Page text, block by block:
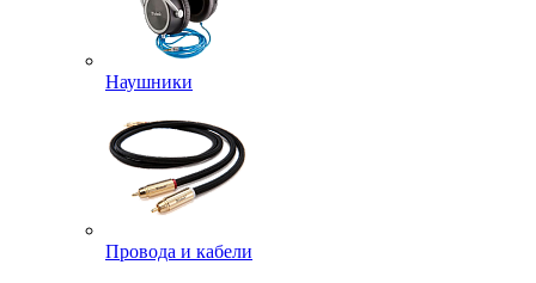
Наушники
Провода и кабели